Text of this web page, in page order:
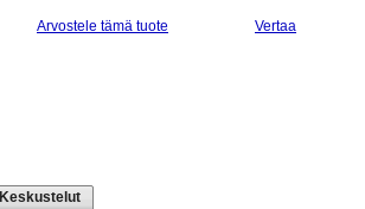
Arvostele tämä tuote Vertaa
Keskustelut